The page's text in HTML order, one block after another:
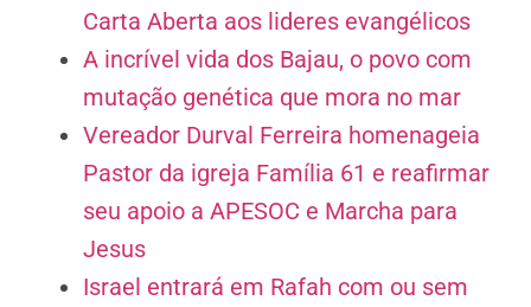
Carta Aberta aos lideres evangélicos
A incrível vida dos Bajau, o povo com
mutação genética que mora no mar
Vereador Durval Ferreira homenageia
Pastor da igreja Família 61 e reafirmar
seu apoio a APESOC e Marcha para
Jesus
Israel entrará em Rafah com ou sem